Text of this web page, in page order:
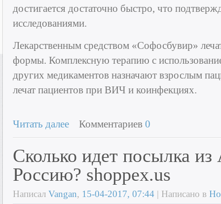
достигается достаточно быстро, что
исследованиями.
Лекарственным средством «Софосбувир»
формы. Комплексную терапию с
других медикаментов назначают взрослым
лечат пациентов при ВИЧ и коинфекциях.
Читать далее Комментариев 0
Сколько идет посылка
Россию? shoppex.us
Написал Vangan, 15-04-2017, 07:44 | Написано в